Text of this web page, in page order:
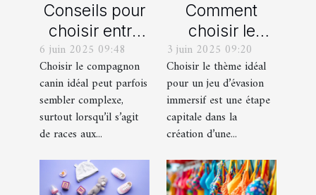
Conseils pour
choisir entre
un berger
blanc suisse
et un berger
américain
miniature
6 juin 2025 09:48
Choisir le compagnon
canin idéal peut parfois
sembler complexe,
surtout lorsqu’il s’agit
de races aux...
Comment
choisir le
thème parfait
pour votre
prochain jeu
d'évasion
immersif
3 juin 2025 09:20
Choisir le thème idéal
pour un jeu d’évasion
immersif est une étape
capitale dans la
création d’une...